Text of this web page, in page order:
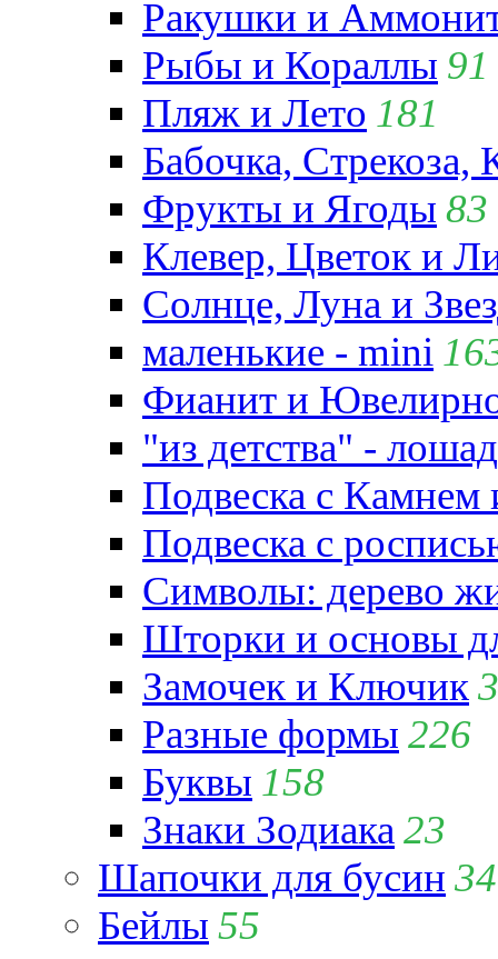
Ракушки и
Рыбы и Кораллы 91
Пляж и Лето 181
Бабочка,
Фрукты и Ягоды 83
Клевер, Цветок и
Солнце, Луна и
маленькие - mini
Фианит и
"из детства" -
Подвеска с
Подвеска с
Символы: дерево
Шторки и основы
Замочек и Ключик
Разные формы 226
Буквы 158
Знаки Зодиака 23
Шапочки для бусин 34
Бейлы 55